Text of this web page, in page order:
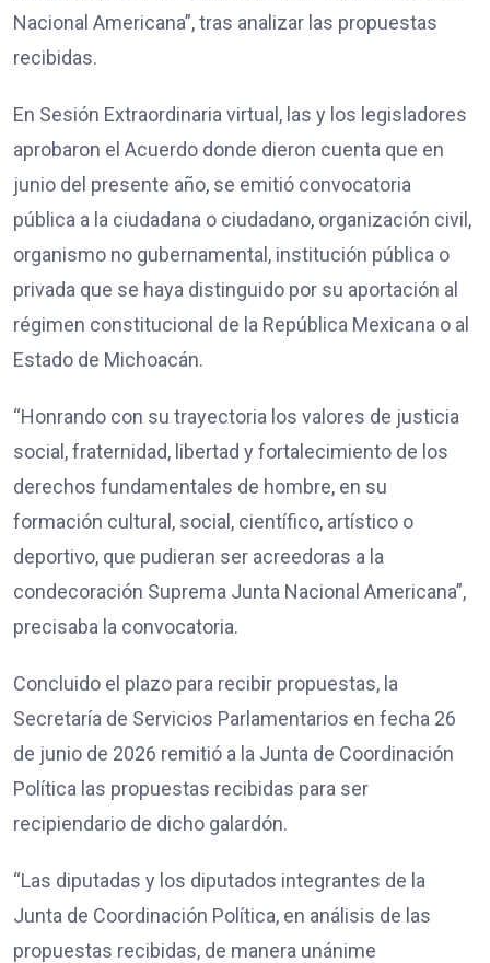
Nacional Americana”, tras analizar las propuestas
recibidas.
En Sesión Extraordinaria virtual, las y los legisladores
aprobaron el Acuerdo donde dieron cuenta que en
junio del presente año, se emitió convocatoria
pública a la ciudadana o ciudadano, organización civil,
organismo no gubernamental, institución pública o
privada que se haya distinguido por su aportación al
régimen constitucional de la República Mexicana o al
Estado de Michoacán.
“Honrando con su trayectoria los valores de justicia
social, fraternidad, libertad y fortalecimiento de los
derechos fundamentales de hombre, en su
formación cultural, social, científico, artístico o
deportivo, que pudieran ser acreedoras a la
condecoración Suprema Junta Nacional Americana”,
precisaba la convocatoria.
Concluido el plazo para recibir propuestas, la
Secretaría de Servicios Parlamentarios en fecha 26
de junio de 2026 remitió a la Junta de Coordinación
Política las propuestas recibidas para ser
recipiendario de dicho galardón.
“Las diputadas y los diputados integrantes de la
Junta de Coordinación Política, en análisis de las
propuestas recibidas, de manera unánime